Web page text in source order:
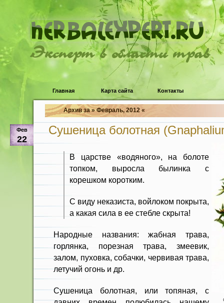
Эксперт в области трав
Главная Карта сайта Контакты
Архив за » Февраль, 2012 «
Фев
22
Сушеница болотная
В царстве «водяного», на болоте
топком, выросла былинка с
корешком коротким.
С виду неказиста, войлоком покрыта,
а какая сила в ее стебле скрыта!
Народные названия: жабная трава,
горлянка, порезная трава, змеевик,
залом, пуховка, собачки, червивая трава,
летучий огонь и др.
Сушеница болотная, или топяная, с